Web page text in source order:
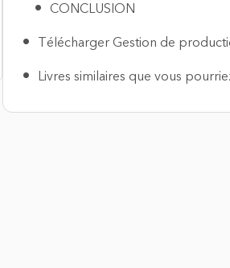
CONCLUSION
Livres similaires que vous